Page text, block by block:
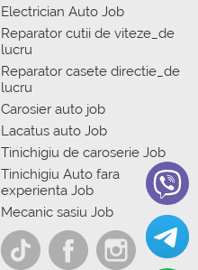
Electrician Auto Job
Reparator cutii de viteze_de
lucru
Reparator casete directie_de
lucru
Carosier auto job
Lacatus auto Job
Tinichigiu de caroserie Job
Tinichigiu Auto fara
experienta Job
Mecanic sasiu Job